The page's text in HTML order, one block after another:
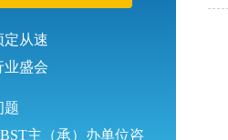
定从速
业盛会
题
主（承）办单位咨